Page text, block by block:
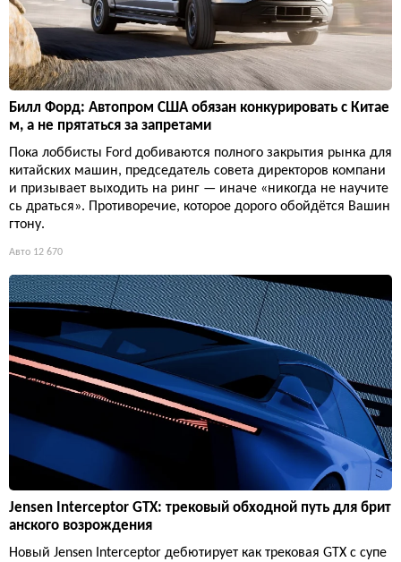
Билл Форд: Автопром США обязан конкурировать с Китае
м, а не прятаться за запретами
Пока лоббисты Ford добиваются полного закрытия рынка для
китайских машин, председатель совета директоров компани
и призывает выходить на ринг — иначе «никогда не научите
сь драться». Противоречие, которое дорого обойдётся Вашин
гтону.
Авто 12 670
Jensen Interceptor GTX: трековый обходной путь для брит
анского возрождения
Новый Jensen Interceptor дебютирует как трековая GTX с супе